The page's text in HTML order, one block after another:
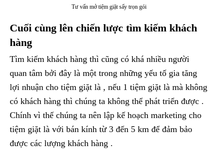
Tư vấn mở tiệm giặt sấy trọn gói
Cuối cùng lên chiến lược tìm kiếm khách
hàng
Tìm kiếm khách hàng thì cũng có khá nhiều người
quan tâm bởi đây là một trong những yếu tố gia tăng
lợi nhuận cho tiệm giặt là , nếu 1 tiệm giặt là mà không
có khách hàng thì chúng ta không thể phát triển được .
Chính vì thế chúng ta nên lập kế hoạch marketing cho
tiệm giặt là với bán kính từ 3 đến 5 km để đảm bảo
được các lượng khách hàng .